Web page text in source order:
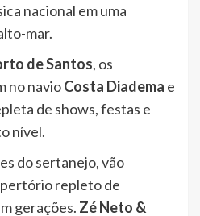
nacional em uma
mar.
de Santos, os
no navioCosta Diadema e
de shows, festas e
nível.
do sertanejo, vão
repleto de
gerações. Zé Neto &